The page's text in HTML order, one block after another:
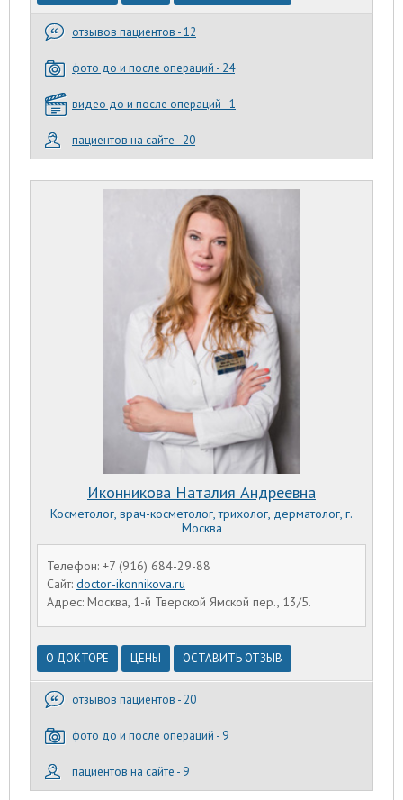
отзывов пациентов - 12
фото до и после операций - 24
видео до и после операций - 1
пациентов на сайте - 20
Телефон: +7 (916) 684-29-88
Сайт: doctor-ikonnikova.ru
Адрес: Москва, 1-й Тверской Ямской пер., 13/5.
Иконникова Наталия Андреевна
Косметолог, врач-косметолог, трихолог, дерматолог, г.
Москва
О ДОКТОРЕ ЦЕНЫ ОСТАВИТЬ ОТЗЫВ
отзывов пациентов - 20
фото до и после операций - 9
пациентов на сайте - 9